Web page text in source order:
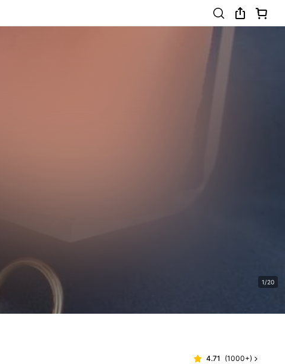
1/20
4.71 (1000+)